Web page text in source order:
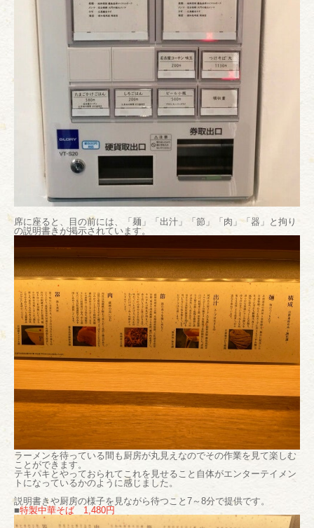
席に座ると、目の前には、「麺」「出汁」「節」「肉」「器」と拘り
の説明書きが掲示されています。
ラーメンを待っている間も厨房が丸見えなのでその作業を見て楽しむ
ことができます。
テキパキとやっておられてこれを見せること自体がエンターテイメン
トになっているかのように感じました。
説明書きや厨房の様子を見ながら待つこと7～8分で提供です。
■特製中華そば 1,480円